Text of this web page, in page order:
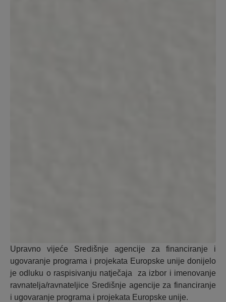
Upravno vijeće Središnje agencije za financiranje i
ugovaranje programa i projekata Europske unije donijelo
je odluku o raspisivanju natječaja za izbor i imenovanje
ravnatelja/ravnateljice Središnje agencije za financiranje
i ugovaranje programa i projekata Europske unije.